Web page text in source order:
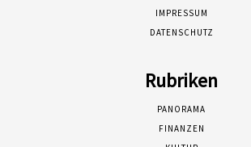
IMPRESSUM
DATENSCHUTZ
Rubriken
PANORAMA
FINANZEN